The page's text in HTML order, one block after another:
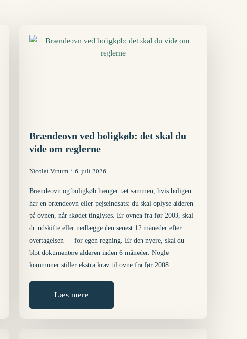
Brændeovn ved boligkøb: det skal du
vide om reglerne
Nicolai Vinum 6. juli 2026
Brændeovn og boligkøb hænger tæt sammen, hvis boligen
har en brændeovn eller pejseindsats: du skal oplyse alderen
på ovnen, når skødet tinglyses. Er ovnen fra før 2003, skal
du udskifte eller nedlægge den senest 12 måneder efter
overtagelsen — for egen regning. Er den nyere, skal du
blot dokumentere alderen inden 6 måneder. Nogle
kommuner stiller ekstra krav til ovne fra før 2008.
Læs mere